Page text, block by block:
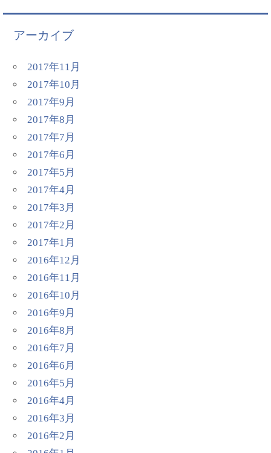
アーカイブ
2017年11月
2017年10月
2017年9月
2017年8月
2017年7月
2017年6月
2017年5月
2017年4月
2017年3月
2017年2月
2017年1月
2016年12月
2016年11月
2016年10月
2016年9月
2016年8月
2016年7月
2016年6月
2016年5月
2016年4月
2016年3月
2016年2月